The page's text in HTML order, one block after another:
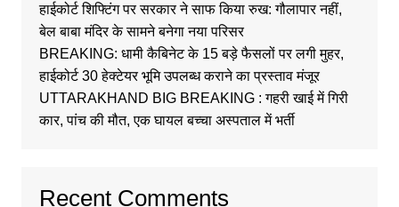
हाईकोर्ट शिफ्टिंग पर सरकार ने साफ किया रुख: गौलापार नहीं,
बेल बाबा मंदिर के सामने बनेगा नया परिसर
BREAKING: धामी कैबिनेट के 15 बड़े फैसलों पर लगी मुहर,
हाईकोर्ट 30 हेक्टेयर भूमि उपलब्ध कराने का प्रस्ताव मंजूर
UTTARAKHAND BIG BREAKING : गहरी खाई में गिरी
कार, पांच की मौत, एक घायल बच्चा अस्पताल में भर्ती
Recent Comments